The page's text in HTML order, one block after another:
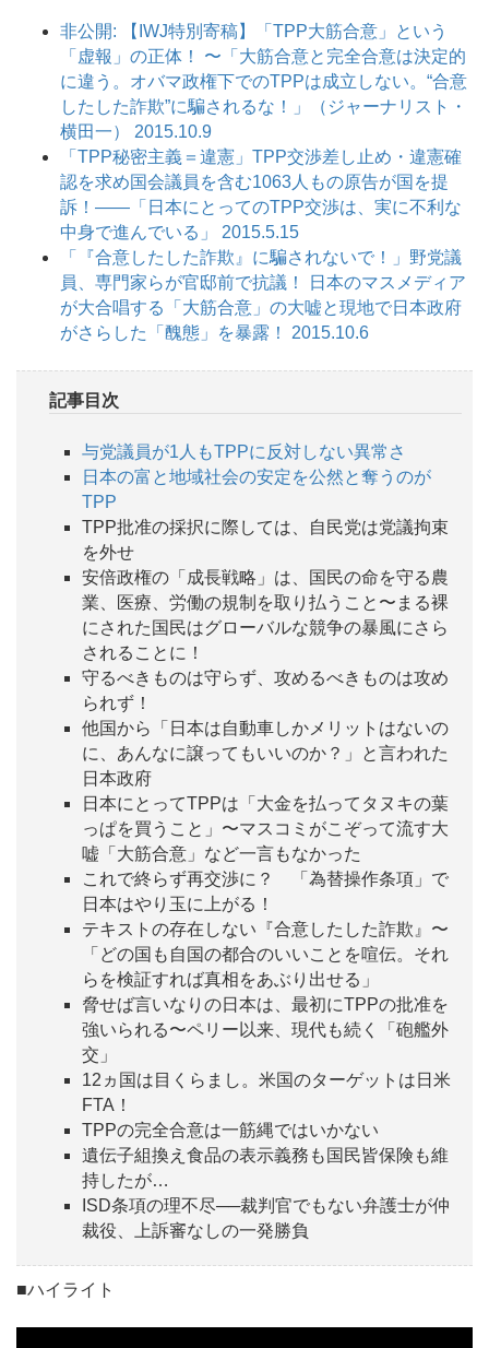
非公開: 【IWJ特別寄稿】「TPP大筋合意」という
「虚報」の正体！ 〜「大筋合意と完全合意は決定的
に違う。オバマ政権下でのTPPは成立しない。“合意
したした詐欺”に騙されるな！」（ジャーナリスト・
横田一） 2015.10.9
「TPP秘密主義＝違憲」TPP交渉差し止め・違憲確
認を求め国会議員を含む1063人もの原告が国を提
訴！――「日本にとってのTPP交渉は、実に不利な
中身で進んでいる」 2015.5.15
「『合意したした詐欺』に騙されないで！」野党議
員、専門家らが官邸前で抗議！ 日本のマスメディア
が大合唱する「大筋合意」の大嘘と現地で日本政府
がさらした「醜態」を暴露！ 2015.10.6
記事目次
与党議員が1人もTPPに反対しない異常さ
日本の富と地域社会の安定を公然と奪うのが
TPP
TPP批准の採択に際しては、自民党は党議拘束
を外せ
安倍政権の「成長戦略」は、国民の命を守る農
業、医療、労働の規制を取り払うこと〜まる裸
にされた国民はグローバルな競争の暴風にさら
されることに！
守るべきものは守らず、攻めるべきものは攻め
られず！
他国から「日本は自動車しかメリットはないの
に、あんなに譲ってもいいのか？」と言われた
日本政府
日本にとってTPPは「大金を払ってタヌキの葉
っぱを買うこと」〜マスコミがこぞって流す大
嘘「大筋合意」など一言もなかった
これで終らず再交渉に？ 「為替操作条項」で
日本はやり玉に上がる！
テキストの存在しない『合意したした詐欺』〜
「どの国も自国の都合のいいことを喧伝。それ
らを検証すれば真相をあぶり出せる」
脅せば言いなりの日本は、最初にTPPの批准を
強いられる〜ペリー以来、現代も続く「砲艦外
交」
12ヵ国は目くらまし。米国のターゲットは日米
FTA！
TPPの完全合意は一筋縄ではいかない
遺伝子組換え食品の表示義務も国民皆保険も維
持したが…
ISD条項の理不尽──裁判官でもない弁護士が仲
裁役、上訴審なしの一発勝負
■ハイライト